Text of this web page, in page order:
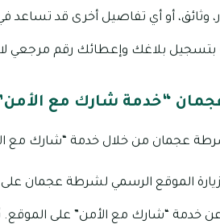
وثائق، أو أي تفاصيل أخرى قد تساعد
بلاغك وإعطائك رقم مرجعي
“خدمة شارك مع
عجمان من خلال خدمة “شارك مع
الموقع الرسمي لشرطة عجمان
خدمة “شارك مع الأمن” على